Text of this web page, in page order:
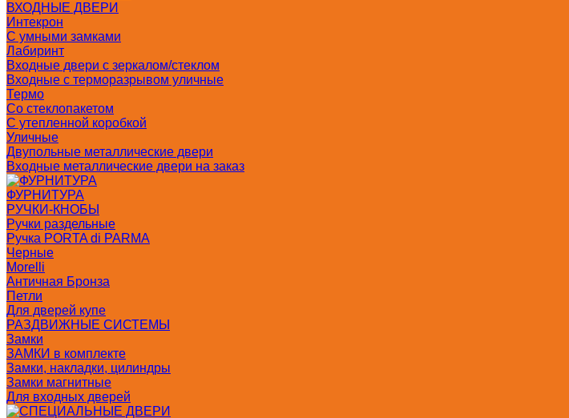
ВХОДНЫЕ ДВЕРИ
Интекрон
С умными замками
Лабиринт
Входные двери с зеркалом/стеклом
Входные с терморазрывом уличные
Термо
Со стеклопакетом
С утепленной коробкой
Уличные
Двупольные металлические двери
Входные металлические двери на заказ
ФУРНИТУРА
РУЧКИ-КНОБЫ
Ручки раздельные
Ручка PORTA di PARMA
Черные
Morelli
Античная Бронза
Петли
Для дверей купе
РАЗДВИЖНЫЕ СИСТЕМЫ
Замки
ЗАМКИ в комплекте
Замки, накладки, цилиндры
Замки магнитные
Для входных дверей